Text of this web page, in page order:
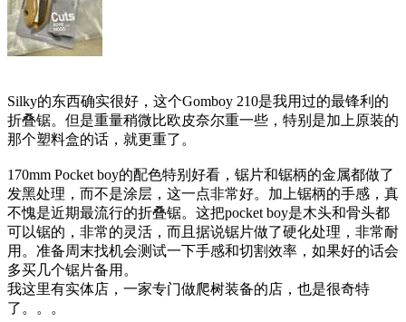
Silky的东西确实很好，这个Gomboy 210是我用过的最锋利的
折叠锯。但是重量稍微比欧皮奈尔重一些，特别是加上原装的
那个塑料盒的话，就更重了。
170mm Pocket boy的配色特别好看，锯片和锯柄的金属都做了
发黑处理，而不是涂层，这一点非常好。加上锯柄的手感，真
不愧是近期最流行的折叠锯。这把pocket boy是木头和骨头都
可以锯的，非常的灵活，而且据说锯片做了硬化处理，非常耐
用。准备周末找机会测试一下手感和切割效率，如果好的话会
多买几个锯片备用。
我这里有实体店，一家专门做爬树装备的店，也是很奇特
了。。。